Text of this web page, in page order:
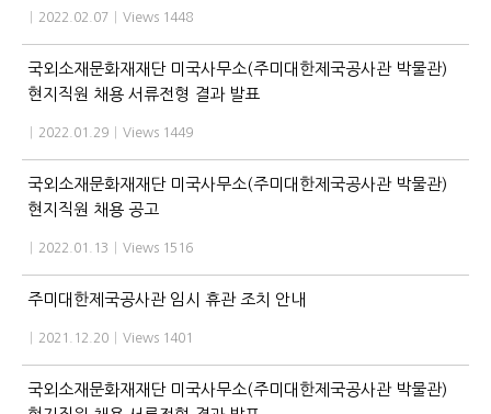
2022.02.07 Views 1448
국외소재문화재재단 미국사무소(주미대한제국공사관 박물관)
현지직원 채용 서류전형 결과 발표
2022.01.29 Views 1449
국외소재문화재재단 미국사무소(주미대한제국공사관 박물관)
현지직원 채용 공고
2022.01.13 Views 1516
주미대한제국공사관 임시 휴관 조치 안내
2021.12.20 Views 1401
국외소재문화재재단 미국사무소(주미대한제국공사관 박물관)